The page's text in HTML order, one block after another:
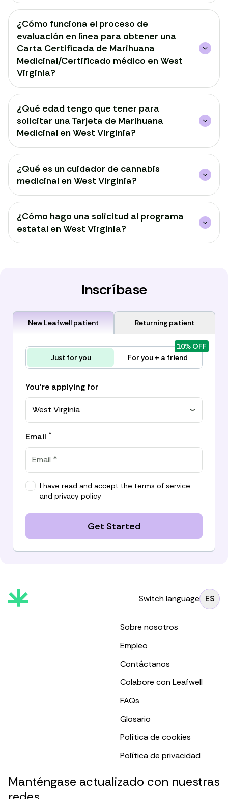
¿Cómo funciona el proceso de
evaluación en línea para obtener una
Carta Certificada de Marihuana
Medicinal/Certificado médico en West
Virginia?
¿Qué edad tengo que tener para
solicitar una Tarjeta de Marihuana
Medicinal en West Virginia?
¿Qué es un cuidador de cannabis
medicinal en West Virginia?
¿Cómo hago una solicitud al programa
estatal en West Virginia?
Inscríbase
New Leafwell patient Returning patient
Just for you For you + a friend
10% OFF
You're applying for
West Virginia
Email *
I have read and accept the terms of service
and privacy policy
Get Started
Switch language ES
Sobre nosotros
Empleo
Contáctanos
Colabore con Leafwell
FAQs
Glosario
Política de cookies
Política de privacidad
Manténgase actualizado con nuestras